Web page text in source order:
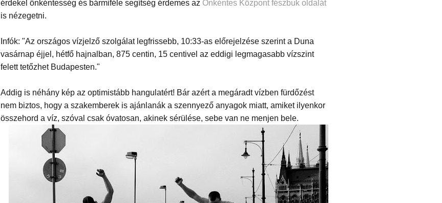
érdekel önkéntesség és bármiféle segítség érdemes az Önkéntes Központ fészbuk oldalát
is nézegetni.
Infók: "Az országos vízjelző szolgálat legfrissebb, 10:33-as előrejelzése szerint a Duna
vasárnap éjjel, hétfő hajnalban, 875 centin, 15 centivel az eddigi legmagasabb vízszint
felett tetőzhet Budapesten."
Addig is néhány kép az optimistább hangulatért! Bár azért a megáradt vízben fürdőzést
nem biztos, hogy a szakemberek is ajánlanák a szennyező anyagok miatt, amiket ilyenkor
összehord a víz, szóval csak óvatosan, akinek sérülése, sebe van ne menjen bele.